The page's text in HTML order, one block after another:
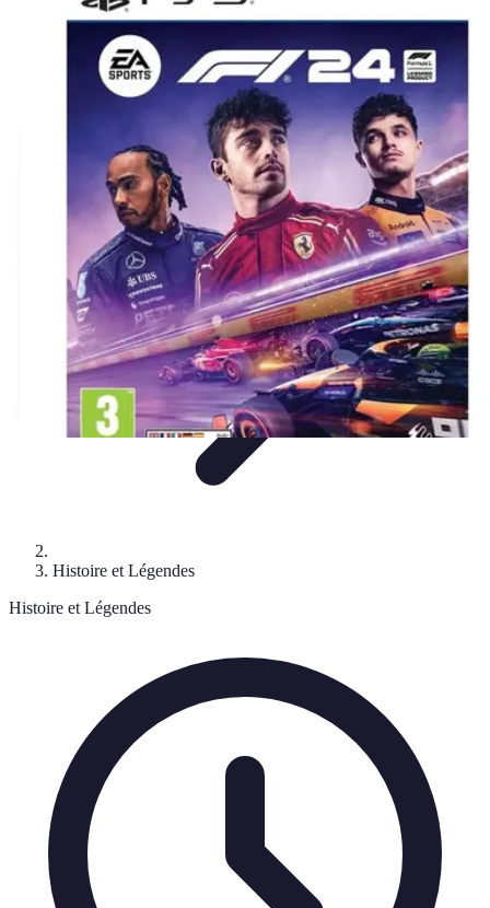
Pilotes Formule 1
techniques de pilotage
Circuits Carrière
Histoire et Légendes
Histoire et Légendes